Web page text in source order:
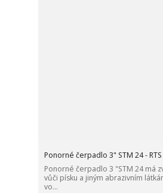
Ponorné čerpadlo 3" STM 24 - RTS
Ponorné čerpadlo 3 "STM 24 má
vůči písku a jiným abrazivním
vo...